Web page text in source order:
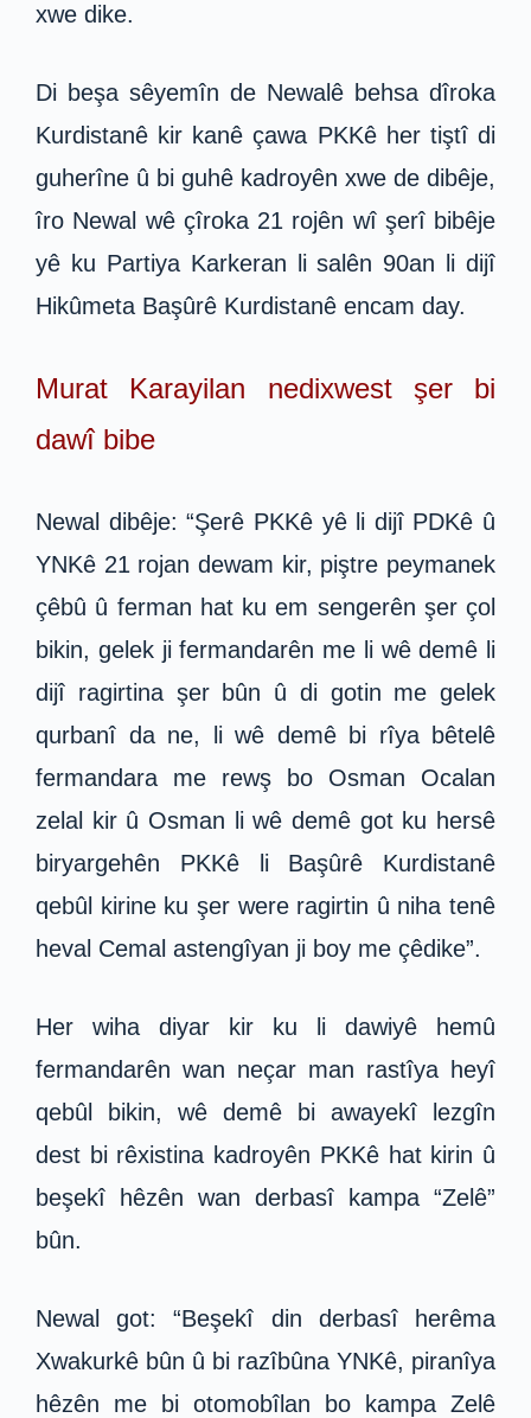
xwe dike.
Di beşa sêyemîn de Newalê behsa dîroka
Kurdistanê kir kanê çawa PKKê her tiştî di
guherîne û bi guhê kadroyên xwe de dibêje,
îro Newal wê çîroka 21 rojên wî şerî bibêje
yê ku Partiya Karkeran li salên 90an li dijî
Hikûmeta Başûrê Kurdistanê encam day.
Murat Karayilan nedixwest şer bi
dawî bibe
Newal dibêje: “Şerê PKKê yê li dijî PDKê û
YNKê 21 rojan dewam kir, piştre peymanek
çêbû û ferman hat ku em sengerên şer çol
bikin, gelek ji fermandarên me li wê demê li
dijî ragirtina şer bûn û di gotin me gelek
qurbanî da ne, li wê demê bi rîya bêtelê
fermandara me rewş bo Osman Ocalan
zelal kir û Osman li wê demê got ku hersê
biryargehên PKKê li Başûrê Kurdistanê
qebûl kirine ku şer were ragirtin û niha tenê
heval Cemal astengîyan ji boy me çêdike”.
Her wiha diyar kir ku li dawiyê hemû
fermandarên wan neçar man rastîya heyî
qebûl bikin, wê demê bi awayekî lezgîn
dest bi rêxistina kadroyên PKKê hat kirin û
beşekî hêzên wan derbasî kampa “Zelê”
bûn.
Newal got: “Beşekî din derbasî herêma
Xwakurkê bûn û bi razîbûna YNKê, piranîya
hêzên me bi otomobîlan bo kampa Zelê